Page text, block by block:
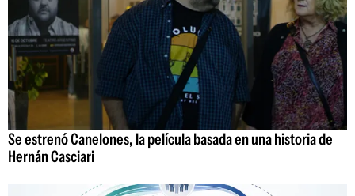
Se estrenó Canelones, la película basada en una historia de
Hernán Casciari